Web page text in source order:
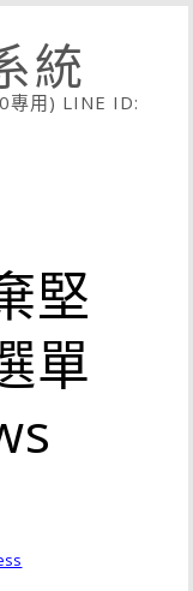
統
專用) LINE ID:
堅
單